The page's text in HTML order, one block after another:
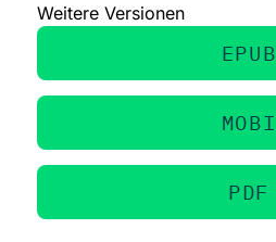
Weitere Versionen
EPUB
MOBI
PDF